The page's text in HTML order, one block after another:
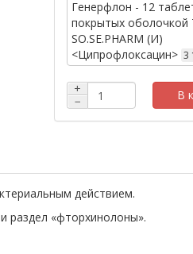
Генерфлон - 12
покрытых оболочкой
SO.SE.PHARM (И)
<Ципрофлоксацин> 3
+
−
В
действием.
раздел «фторхинолоны».